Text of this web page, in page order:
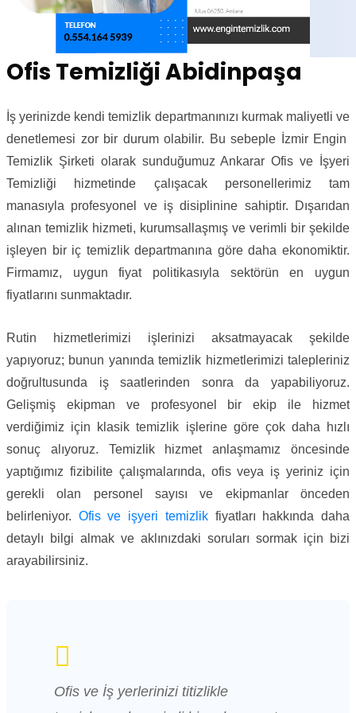
Ofis Temizliği Abidinpaşa
İş yerinizde kendi temizlik departmanınızı kurmak maliyetli ve
denetlemesi zor bir durum olabilir. Bu sebeple İzmir Engin
Temizlik Şirketi olarak sunduğumuz Ankarar Ofis ve İşyeri
Temizliği hizmetinde çalışacak personellerimiz tam
manasıyla profesyonel ve iş disiplinine sahiptir. Dışarıdan
alınan temizlik hizmeti, kurumsallaşmış ve verimli bir şekilde
işleyen bir iç temizlik departmanına göre daha ekonomiktir.
Firmamız, uygun fiyat politikasıyla sektörün en uygun
fiyatlarını sunmaktadır.
Rutin hizmetlerimizi işlerinizi aksatmayacak şekilde
yapıyoruz; bunun yanında temizlik hizmetlerimizi talepleriniz
doğrultusunda iş saatlerinden sonra da yapabiliyoruz.
Gelişmiş ekipman ve profesyonel bir ekip ile hizmet
verdiğimiz için klasik temizlik işlerine göre çok daha hızlı
sonuç alıyoruz. Temizlik hizmet anlaşmamız öncesinde
yaptığımız fizibilite çalışmalarında, ofis veya iş yeriniz için
gerekli olan personel sayısı ve ekipmanlar önceden
belirleniyor. Ofis ve işyeri temizlikfiyatları hakkında daha
detaylı bilgi almak ve aklınızdaki soruları sormak için bizi
arayabilirsiniz.
Ofis ve İş yerlerinizi titizlikle